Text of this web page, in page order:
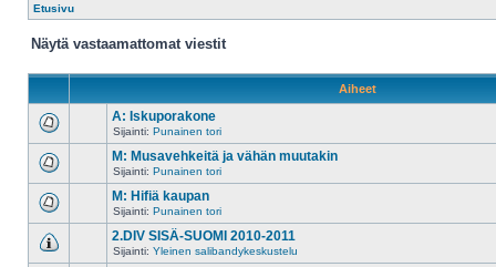
Etusivu
Näytä vastaamattomat viestit
Aiheet
A: Iskuporakone
Sijainti: Punainen tori
M: Musavehkeitä ja vähän muutakin
Sijainti: Punainen tori
M: Hifiä kaupan
Sijainti: Punainen tori
2.DIV SISÄ-SUOMI 2010-2011
Sijainti: Yleinen salibandykeskustelu